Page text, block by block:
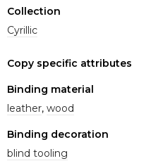
Collection
Cyrillic
Copy specific attributes
Binding material
leather, wood
Binding decoration
blind tooling